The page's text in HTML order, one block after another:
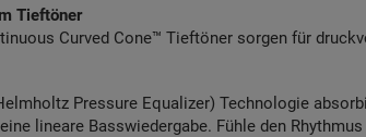
Tieftöner
Curved Cone™ Tieftöner sorgen für
Pressure Equalizer) Technologie
lineare Basswiedergabe. Fühle den